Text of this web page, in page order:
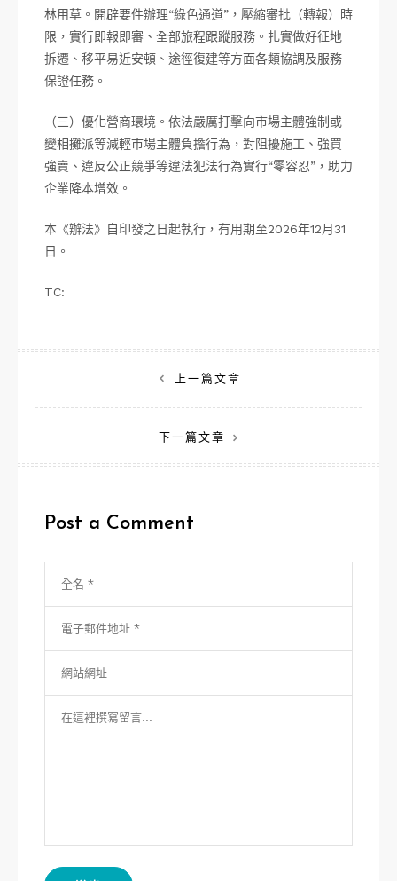
林用草。開辟要件辦理“綠色通道”，壓縮審批（轉報）時
限，實行即報即審、全部旅程跟蹤服務。扎實做好征地
拆遷、移平易近安頓、途徑復建等方面各類協調及服務
保證任務。
（三）優化營商環境。依法嚴厲打擊向市場主體強制或
變相攤派等減輕市場主體負擔行為，對阻擾施工、強買
強賣、違反公正競爭等違法犯法行為實行“零容忍”，助力
企業降本增效。
本《辦法》自印發之日起執行，有用期至2026年12月31
日。
TC:
章
上一篇文章
下一篇文章
Post a Comment